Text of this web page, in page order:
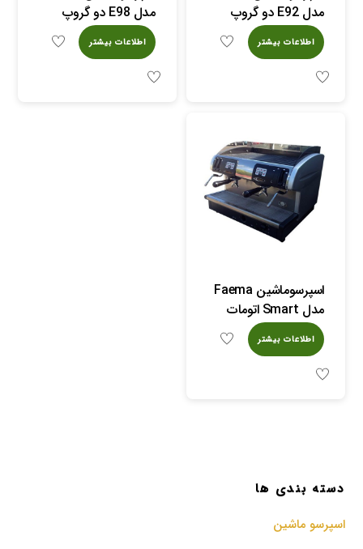
مدل E92 دو گروپ
اطلاعات بیشتر
مدل E98 دو گروپ
اطلاعات بیشتر
اسپرسوماشین Faema
مدل Smart اتومات
اطلاعات بیشتر
دسته بندی ها
اسپرسو‌ ماشین